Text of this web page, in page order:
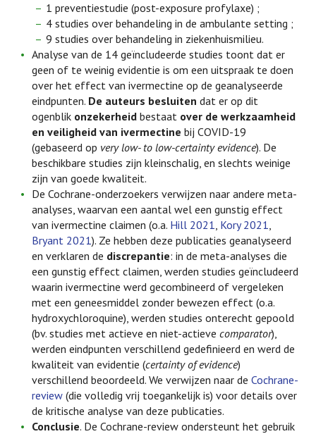
1 preventiestudie (post-exposure profylaxe) ;
4 studies over behandeling in de ambulante setting ;
9 studies over behandeling in ziekenhuismilieu.
Analyse van de 14 geïncludeerde studies toont dat er
geen of te weinig evidentie is om een uitspraak te doen
over het effect van ivermectine op de geanalyseerde
eindpunten. De auteurs besluiten dat er op dit
ogenblik onzekerheid bestaat over de werkzaamheid
en veiligheid van ivermectine bij COVID-19
(gebaseerd op very low- to low-certainty evidence). De
beschikbare studies zijn kleinschalig, en slechts weinige
zijn van goede kwaliteit.
De Cochrane-onderzoekers verwijzen naar andere meta-
analyses, waarvan een aantal wel een gunstig effect
van ivermectine claimen (o.a. Hill 2021, Kory 2021,
Bryant 2021). Ze hebben deze publicaties geanalyseerd
en verklaren de discrepantie: in de meta-analyses die
een gunstig effect claimen, werden studies geïncludeerd
waarin ivermectine werd gecombineerd of vergeleken
met een geneesmiddel zonder bewezen effect (o.a.
hydroxychloroquine), werden studies onterecht gepoold
(bv. studies met actieve en niet-actieve comparator),
werden eindpunten verschillend gedefinieerd en werd de
kwaliteit van evidentie (certainty of evidence)
verschillend beoordeeld. We verwijzen naar de Cochrane-
review (die volledig vrij toegankelijk is) voor details over
de kritische analyse van deze publicaties.
Conclusie. De Cochrane-review ondersteunt het gebruik